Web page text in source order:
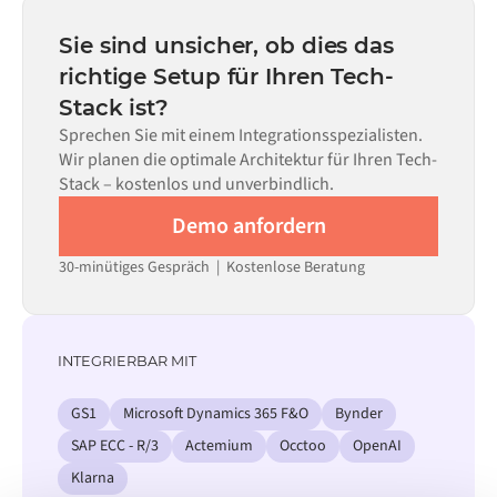
allein nicht ausreicht.
statt Monaten einsatzbereit, abhängig von der
Komplexität des Data Mappings, der Anzahl der
erforderlichen Datenflüsse und Ihrem internen
Prüfprozess. Vorgefertigte Konnektoren für viele
Systeme sind im Alumio Marketplace verfügbar, was die
Einrichtungszeit erheblich verkürzt.
Sie sind unsicher, ob dies das
richtige Setup für Ihren Tech-
Stack ist?
Sprechen Sie mit einem Integrationsspezialisten.
Wir planen die optimale Architektur für Ihren Tech-
Stack – kostenlos und unverbindlich.
Demo anfordern
30-minütiges Gespräch | Kostenlose Beratung
INTEGRIERBAR MIT
GS1 Microsoft Dynamics 365 F&O
Bynder
SAP ECC - R/3
Actemium Occtoo
OpenAI
Klarna